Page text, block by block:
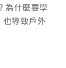
為什麼要學
也導致戶外